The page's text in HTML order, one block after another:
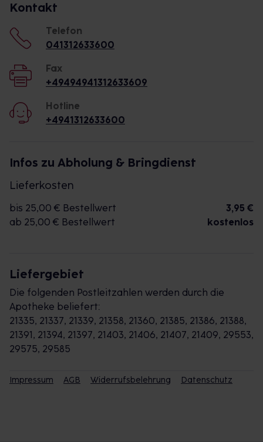
Kontakt
Telefon
041312633600
Fax
+49494941312633609
Hotline
+4941312633600
Infos zu Abholung & Bringdienst
Lieferkosten
bis 25,00 € Bestellwert
3,95 €
ab 25,00 € Bestellwert
kostenlos
Liefergebiet
Die folgenden Postleitzahlen werden durch die
Apotheke beliefert:
21335, 21337, 21339, 21358, 21360, 21385, 21386, 21388,
21391, 21394, 21397, 21403, 21406, 21407, 21409, 29553,
29575, 29585
Impressum AGB Widerrufsbelehrung Datenschutz